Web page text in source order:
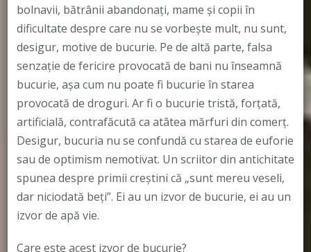
bolnavii, bătrânii abandonaţi, mame şi copii în
dificultate despre care nu se vorbeşte mult, nu sunt,
desigur, motive de bucurie. Pe de altă parte, falsa
senzaţie de fericire provocată de bani nu înseamnă
bucurie, aşa cum nu poate fi bucurie în starea
provocată de droguri. Ar fi o bucurie tristă, forţată,
artificială, contrafăcută ca atâtea mărfuri din comerţ.
Desigur, bucuria nu se confundă cu starea de euforie
sau de optimism nemotivat. Un scriitor din antichitate
spunea despre primii creştini că „sunt mereu veseli,
dar niciodată beţi”. Ei au un izvor de bucurie, ei au un
izvor de apă vie.
Care este acest izvor de bucurie?